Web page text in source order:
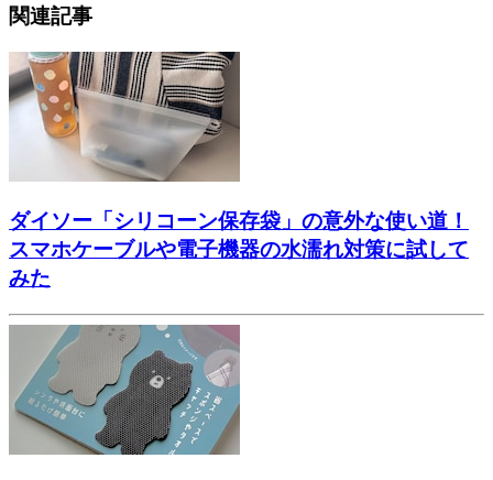
関連記事
ダイソー「シリコーン保存袋」の意外な使い道！
スマホケーブルや電子機器の水濡れ対策に試して
みた